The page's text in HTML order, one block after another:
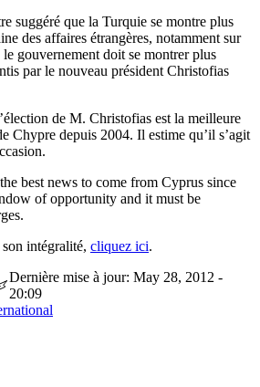
suggéré que la Turquie se montre plus
des affaires étrangères, notamment sur
gouvernement doit se montrer plus
par le nouveau président Christofias
de M. Christofias est la meilleure
Chypre depuis 2004. Il estime qu’il s’agit
best news to come from Cyprus since
of opportunity and it must be
intégralité, cliquez ici.
Dernière mise à jour: May 28, 2012 -
20:09